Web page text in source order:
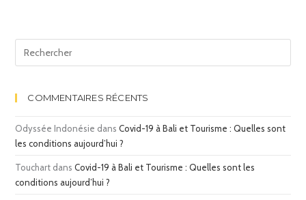
COMMENTAIRES RÉCENTS
Odyssée Indonésie dansCovid-19 à Bali et Tourisme : Quelles sont
les conditions aujourd’hui ?
Touchart dansCovid-19 à Bali et Tourisme : Quelles sont les
conditions aujourd’hui ?